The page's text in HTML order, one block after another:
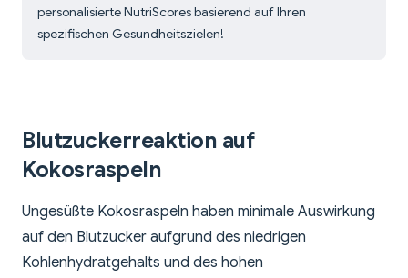
personalisierte NutriScores basierend auf Ihren
spezifischen Gesundheitszielen!
Blutzuckerreaktion auf
Kokosraspeln
Ungesüßte Kokosraspeln haben minimale Auswirkung
auf den Blutzucker aufgrund des niedrigen
Kohlenhydratgehalts und des hohen